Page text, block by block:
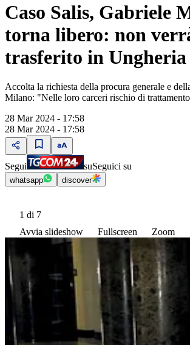
Caso Salis, Gabriele
torna libero: non
trasferito in Ungheria
Accolta la richiesta della procura generale e
Milano: "Nelle loro carceri rischio di
28 Mar 2024 - 17:58
28 Mar 2024 - 17:58
Segui suSeguici su
whatsapp discover
1 di 7
Avvia slideshow
Fullscreen Zoom